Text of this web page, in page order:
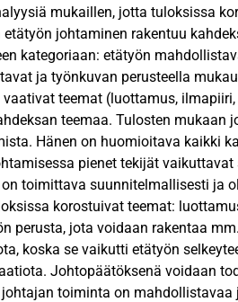
mukaillen, jotta tuloksissa
johtaminen rakentuu
kategoriaan: etätyön
ja työnkuvan perusteella
teemat (luottamus,
teemaa. Tulosten mukaan
Hänen on huomioitava kaikki
pienet tekijät
toimittava suunnitelmallisesti ja
korostuivat teemat:
perusta, jota voidaan rakentaa
koska se vaikutti etätyön
Johtopäätöksenä voidaan
toiminta on